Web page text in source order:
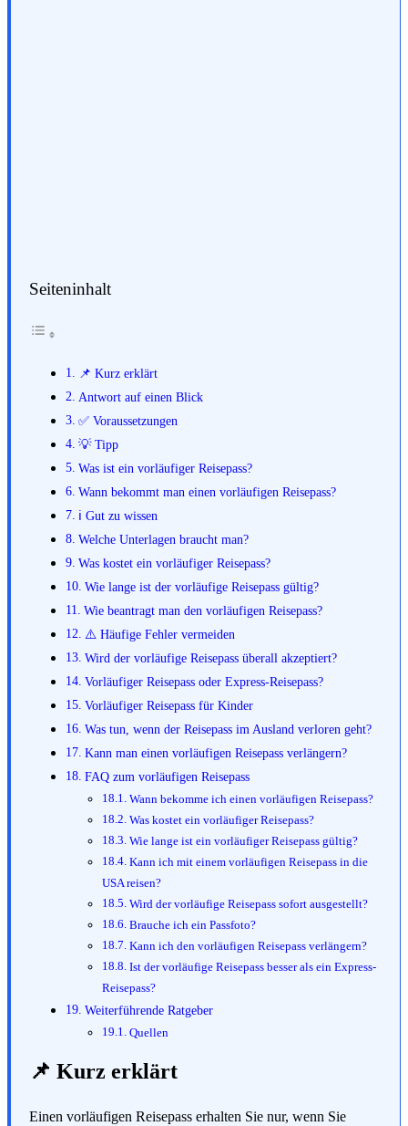
Seiteninhalt
📌 Kurz erklärt
Antwort auf einen Blick
✅ Voraussetzungen
💡 Tipp
Was ist ein vorläufiger Reisepass?
Wann bekommt man einen vorläufigen Reisepass?
ℹ️ Gut zu wissen
Welche Unterlagen braucht man?
Was kostet ein vorläufiger Reisepass?
Wie lange ist der vorläufige Reisepass gültig?
Wie beantragt man den vorläufigen Reisepass?
⚠️ Häufige Fehler vermeiden
Wird der vorläufige Reisepass überall akzeptiert?
Vorläufiger Reisepass oder Express-Reisepass?
Vorläufiger Reisepass für Kinder
Was tun, wenn der Reisepass im Ausland verloren geht?
Kann man einen vorläufigen Reisepass verlängern?
FAQ zum vorläufigen Reisepass
Wann bekomme ich einen vorläufigen Reisepass?
Was kostet ein vorläufiger Reisepass?
Wie lange ist ein vorläufiger Reisepass gültig?
Kann ich mit einem vorläufigen Reisepass in die
USA reisen?
Wird der vorläufige Reisepass sofort ausgestellt?
Brauche ich ein Passfoto?
Kann ich den vorläufigen Reisepass verlängern?
Ist der vorläufige Reisepass besser als ein Express-
Reisepass?
Weiterführende Ratgeber
Quellen
📌 Kurz erklärt
Einen vorläufigen Reisepass erhalten Sie nur, wenn Sie